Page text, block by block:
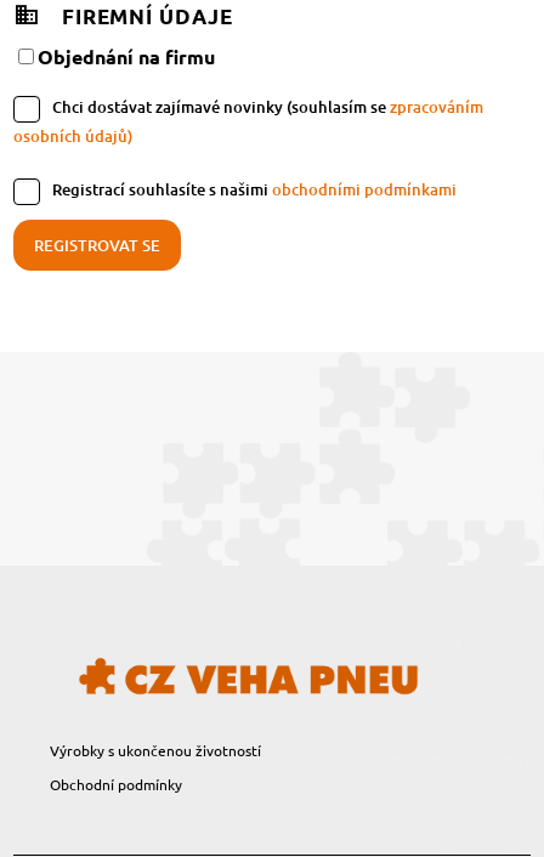
FIREMNÍ ÚDAJE
Objednání na firmu
Chci dostávat zajímavé novinky (souhlasím sezpracováním
osobních údajů)
Registrací souhlasíte s našimiobchodními podmínkami
Výrobky s ukončenou životností
Obchodní podmínky